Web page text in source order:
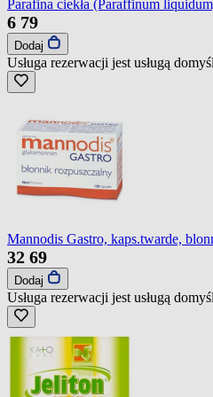
Parafina ciekła (Paraffinum
6 79
Dodaj
Usługa rezerwacji jest usługą
Mannodis Gastro, kaps.twarde,
32 69
Dodaj
Usługa rezerwacji jest usługą